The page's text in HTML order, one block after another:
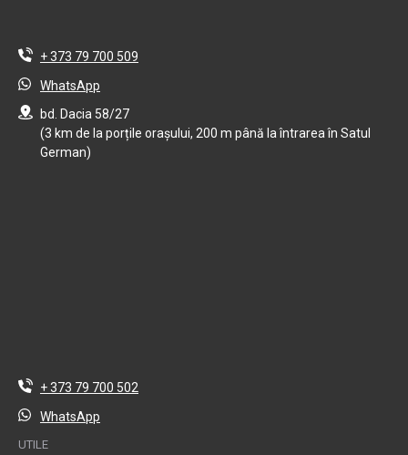
+ 373 79 700 509
WhatsApp
bd. Dacia 58/27
(3 km de la porțile orașului, 200 m până la întrarea în Satul
German)
+ 373 79 700 502
WhatsApp
UTILE